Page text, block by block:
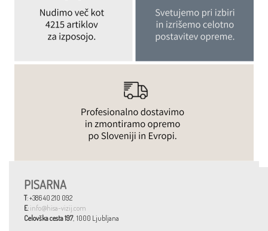
PISARNA
T: +386 40 210 092
E: info@hisa-vizij.com
Celovška cesta 197, 1000 Ljubljana